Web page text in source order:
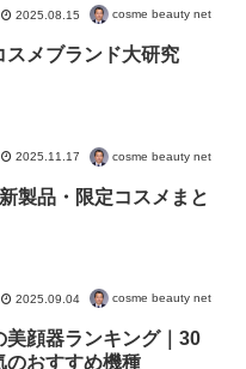
2025.08.15 cosme beauty net
スメブランド大研究
2025.11.17 cosme beauty net
製品・限定コスメまと
2025.09.04 cosme beauty net
美顔器ランキング｜30
のおすすめ機種